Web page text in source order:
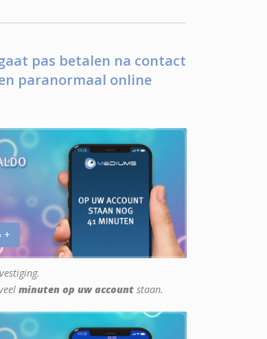
pas betalen na contact
paranormaal online
+
minuten op uw account staan.